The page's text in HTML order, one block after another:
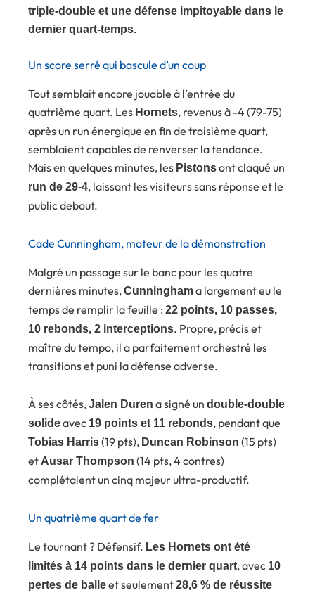
triple-double et une défense impitoyable dans le
dernier quart-temps.
Un score serré qui bascule d’un coup
Tout semblait encore jouable à l’entrée du
quatrième quart. Les Hornets, revenus à -4 (79-75)
après un run énergique en fin de troisième quart,
semblaient capables de renverser la tendance.
Mais en quelques minutes, les Pistonsont claqué un
run de 29-4, laissant les visiteurs sans réponse et le
public debout.
Cade Cunningham, moteur de la démonstration
Malgré un passage sur le banc pour les quatre
dernières minutes,Cunninghama largement eu le
temps de remplir la feuille : 22 points, 10 passes,
10 rebonds, 2 interceptions. Propre, précis et
maître du tempo, il a parfaitement orchestré les
transitions et puni la défense adverse.
À ses côtés,Jalen Duren a signé un double-double
solideavec 19 points et 11 rebonds, pendant que
Tobias Harris(19 pts), Duncan Robinson (15 pts)
et Ausar Thompson (14 pts, 4 contres)
complétaient un cinq majeur ultra-productif.
Un quatrième quart de fer
Le tournant ? Défensif. Les Hornets ont été
limités à 14 points dans le dernier quart, avec 10
pertes de balleet seulement28,6 % de réussite